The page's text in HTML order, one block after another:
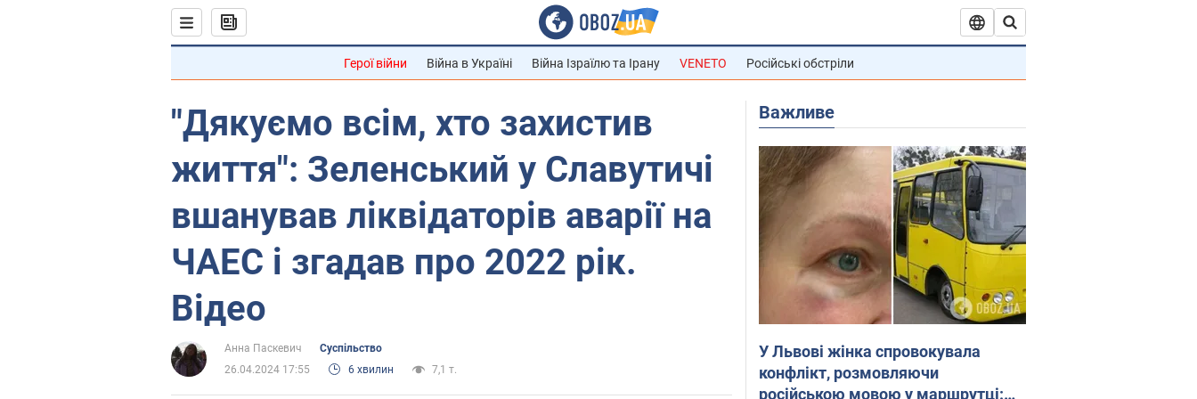
Герої війни Війна в Україні Війна Ізраїлю та Ірану VENETO Російські обстріли
"Дякуємо всім, хто захистив
життя": Зеленський у Славутичі
вшанував ліквідаторів аварії на
ЧАЕС і згадав про 2022 рік.
Відео
Анна Паскевич
Суспільство
26.04.2024 17:55
6 хвилин 7,1 т.
Важливе
У Львові жінка спровокувала
конфлікт, розмовляючи
російською мовою у маршрутці: